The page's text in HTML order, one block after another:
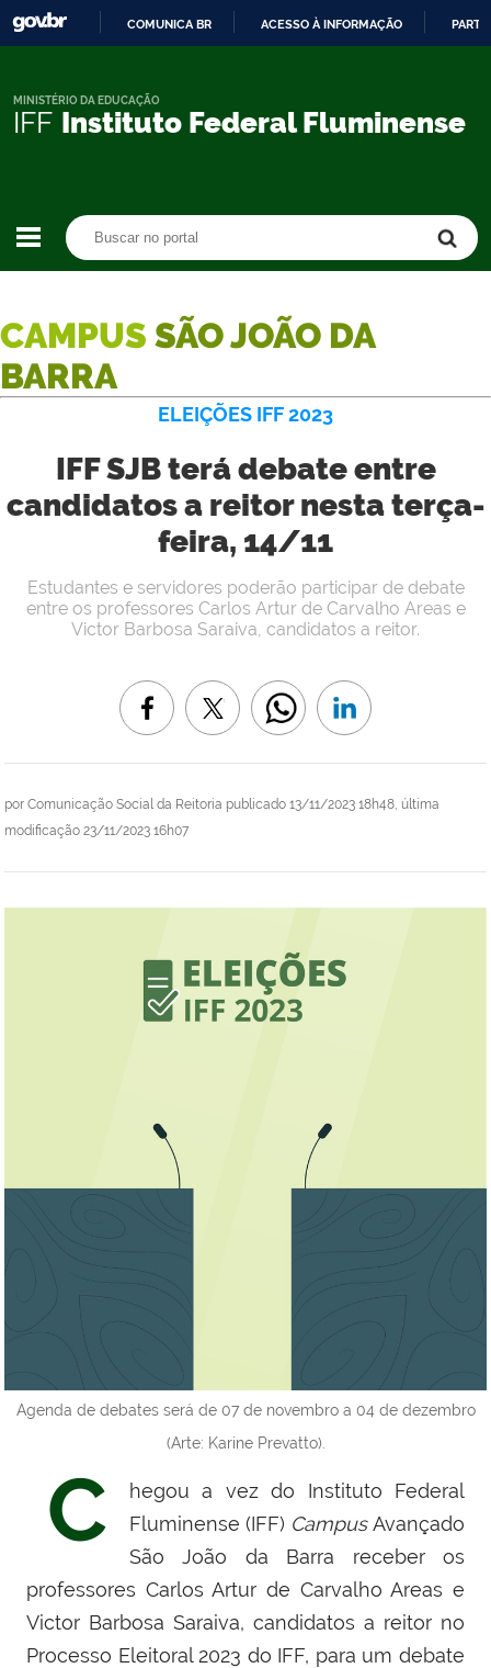
CONTEÚDO
COMUNICA BR ACESSO À INFORMAÇÃO
IFF Instituto Federal Fluminense
MINISTÉRIO DA EDUCAÇÃO
CAMPUS SÃO JOÃO DA
BARRA
ELEIÇÕES IFF 2023
IFF SJB terá debate entre
candidatos a reitor nesta terça-
feira, 14/11
por Comunicação Social da Reitoria publicado 13/11/2023 18h48, última
modificação 23/11/2023 16h07
Estudantes e servidores poderão participar de debate
entre os professores Carlos Artur de Carvalho Areas e
Victor Barbosa Saraiva, candidatos a reitor.
Agenda de debates será de 07 de novembro a 04 de dezembro
(Arte: Karine Prevatto).
C
hegou a vez do Instituto Federal
Fluminense (IFF) CampusAvançado
São João da Barra receber os
professores Carlos Artur de Carvalho Areas e
Victor Barbosa Saraiva, candidatos a reitor no
Processo Eleitoral 2023 do IFF, para um debate